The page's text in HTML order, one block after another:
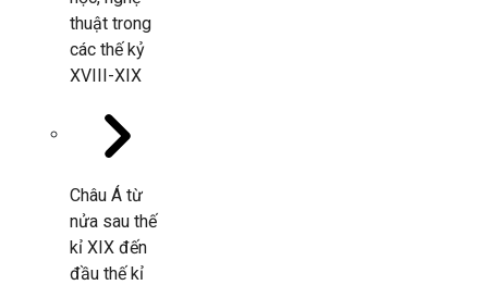
thuật trong
các thế kỷ
XVIII-XIX
Châu Á từ
nửa sau thế
kỉ XIX đến
đầu thế kỉ